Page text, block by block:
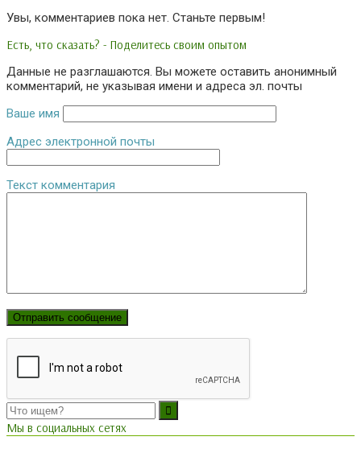
Увы, комментариев пока нет. Станьте первым!
Есть, что сказать? - Поделитесь своим опытом
Данные не разглашаются. Вы можете оставить анонимный
комментарий, не указывая имени и адреса эл. почты
Ваше имя
Адрес электронной почты
Текст комментария
Мы в социальных сетях